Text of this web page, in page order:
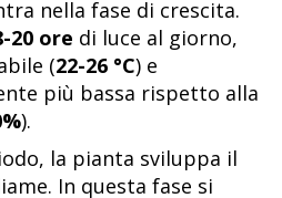
nella fase di crescita.
20 ore di luce al giorno,
(22-26 °C) e
più bassa rispetto alla
).
la pianta sviluppa il
In questa fase si